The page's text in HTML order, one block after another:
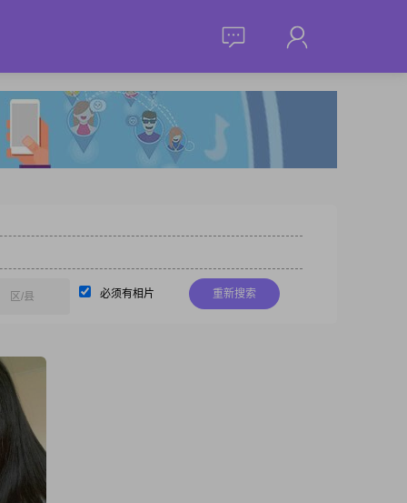
区/县 必须有相片 重新搜索